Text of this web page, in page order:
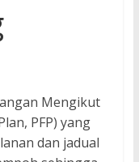
Mengikut
PFP) yang
dan jadual